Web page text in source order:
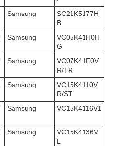
Samsung
SC21K5177H
B
Samsung
VC05K41H0H
G
Samsung
VC07K41F0V
R/TR
Samsung
VC15K4110V
R/ST
Samsung VC15K4116V1
Samsung
VC15K4136V
L